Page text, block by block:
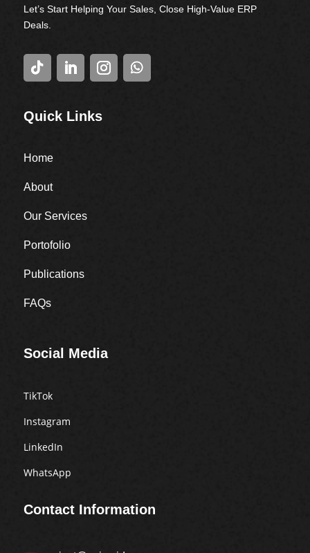
Let’s Start Helping Your Sales, Close High-Value ERP
Deals.
Quick Links
Home
About
Our Services
Portofolio
Publications
FAQs
Social Media
TikTok
Instagram
LinkedIn
WhatsApp
Contact Information